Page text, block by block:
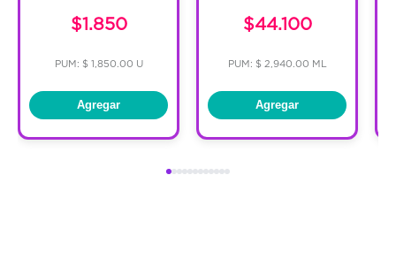
$1.850
PUM: $ 1,850.00 U
Agregar
$44.100
PUM: $ 2,940.00 ML
Agregar